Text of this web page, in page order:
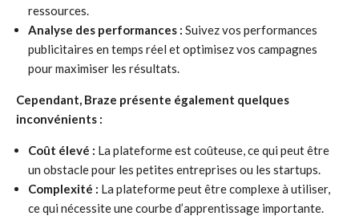
ressources.
Analyse des performances : Suivez vos performances
publicitaires en temps réel et optimisez vos campagnes
pour maximiser les résultats.
Cependant, Braze présente également quelques
inconvénients :
Coût élevé : La plateforme est coûteuse, ce qui peut être
un obstacle pour les petites entreprises ou les startups.
Complexité : La plateforme peut être complexe à utiliser,
ce qui nécessite une courbe d’apprentissage importante.